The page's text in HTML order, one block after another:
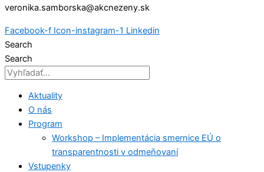
veronika.samborska@akcnezeny.sk
Facebook-f Icon-instagram-1 Linkedin
Search
Search
Aktuality
O nás
Program
Workshop – Implementácia smernice EÚ o
transparentnosti v odmeňovaní
Vstupenky